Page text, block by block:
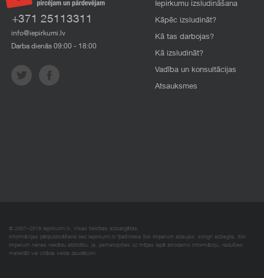
+371 25113311
info@iepirkumi.lv
Darba dienās 09:00 - 18:00
Iepirkumu izsludināšana
Kāpēc izsludināt?
Kā tas darbojas?
Kā izsludināt?
Vadība un konsultācijas
Atsauksmes
© 2007–2018 Iepirkumi.lv. Visas tiesības aizsargātas.
Informācijas pārpublicēšana bez iepirkumi.lv īpašnieka SIA Imperum atļaujas, stingri aizliegta. SIA
Imperum nenes nekādu atbildību, ja, pamatojoties uz mājas lapā atrodamo informāciju, radušies
materiāli vai citāda veida zaudējumi.